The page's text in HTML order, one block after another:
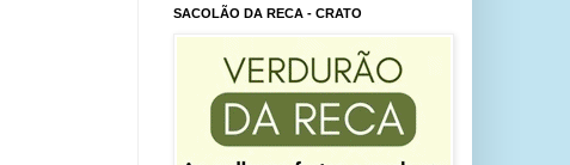
SACOLÃO DA RECA - CRATO